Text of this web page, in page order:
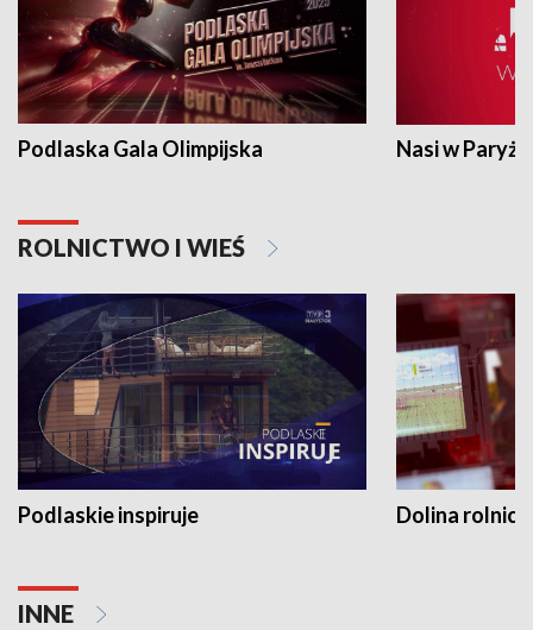
Podlaska Gala Olimpijska Nasi w Paryżu
ROLNICTWO I WIEŚ
Podlaskie inspiruje Dolina
INNE